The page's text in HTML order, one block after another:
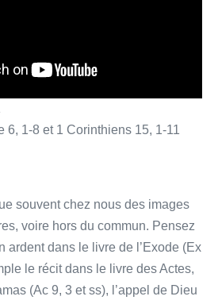
6, 1-8 et 1 Corinthiens 15, 1-11
souvent chez nous des images
voire hors du commun. Pensez
ardent dans le livre de l’Exode (Ex
le récit dans le livre des Actes,
(Ac 9, 3 et ss), l’appel de Dieu